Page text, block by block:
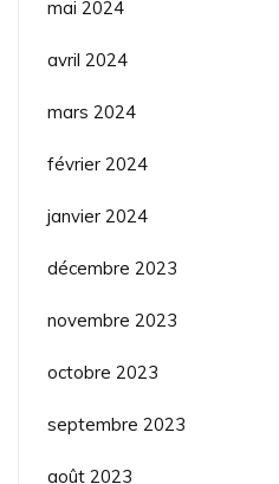
mai 2024
avril 2024
mars 2024
février 2024
janvier 2024
décembre 2023
novembre 2023
octobre 2023
septembre 2023
août 2023